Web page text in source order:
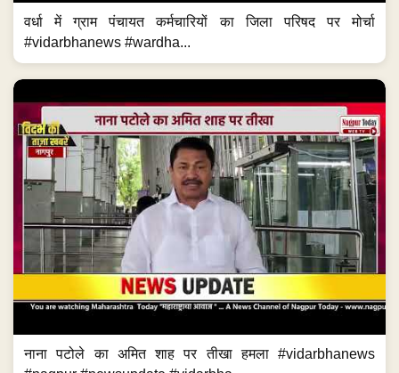
वर्धा में ग्राम पंचायत कर्मचारियों का जिला परिषद पर मोर्चा
#vidarbhanews #wardha...
नाना पटोले का अमित शाह पर तीखा हमला #vidarbhanews